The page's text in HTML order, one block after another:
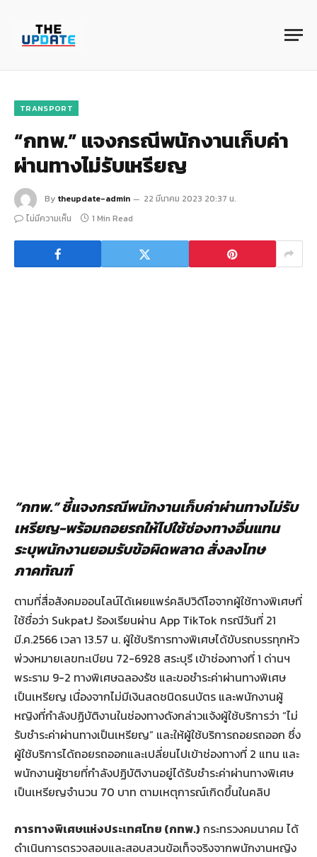
TRANSPORT
“กทพ.” แจงกรณีพนักงานเก็บค่า
ผ่านทางไม่รับเหรียญ
By theupdate-admin
22 มีนาคม 2023 20:37 น.
ไม่มีความเห็น
1 Min Read
“กทพ.”ชี้แจงกรณีพนักงานเก็บค่าผ่านทางไม่รับ
เหรียญ-พร้อมถอยรถให้ไปใช้ช่องทางอื่นแทน
ระบุพนักงานยอมรับข้อผิดพลาด สั่งลงโทษ
ภาคทัณฑ์
ตามที่สื่อสังคมออนไลน์ได้เผยแพร่คลิปวิดีโอจากผู้ใช้ทางพิเศษที่
ใช้ชื่อว่า SukpatJ ร้องเรียนผ่าน App TikTok กรณีวันที่ 21
มี.ค.2566 เวลา 13.57 น. ผู้ใช้บริการทางพิเศษได้ขับรถบรรทุกหัว
พ่วงหมายเลขทะเบียน 72-6928 สระบุรี เข้าช่องทางที่ 1 ด่านฯ
พระราม 9-2 ทางพิเศษฉลองรัช และขอชำระค่าผ่านทางพิเศษ
เป็นเหรียญ เนื่องจากไม่มีเงินสดชนิดธนบัตร และพนักงานผู้
หญิงที่กำลังปฏิบัติงานในช่องทางดังกล่าวแจ้งผู้ใช้บริการว่า “ไม่
รับชำระค่าผ่านทางเป็นเหรียญ” และให้ผู้ใช้บริการถอยรถออก ซึ่ง
ผู้ใช้บริการได้ถอยรถออกและเปลี่ยนไปเข้าช่องทางที่ 2 แทน และ
พนักงานผู้ชายที่กำลังปฏิบัติงานอยู่ได้รับชำระค่าผ่านทางพิเศษ
เป็นเหรียญจำนวน 70 บาท ตามเหตุการณ์เกิดขึ้นในคลิป
การทางพิเศษแห่งประเทศไทย (กทพ.) กระทรวงคมนาคม ได้
ดำเนินการตรวจสอบและสอบสวนข้อเท็จจริงจากพนักงานหญิง